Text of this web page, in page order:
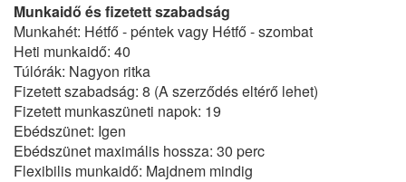
Munkaidő és fizetett szabadság
Munkahét: Hétfő - péntek vagy Hétfő - szombat
Heti munkaidő: 40
Túlórák: Nagyon ritka
Fizetett szabadság: 8 (A szerződés eltérő lehet)
Fizetett munkaszüneti napok: 19
Ebédszünet: Igen
Ebédszünet maximális hossza: 30 perc
Flexibilis munkaidő: Majdnem mindig